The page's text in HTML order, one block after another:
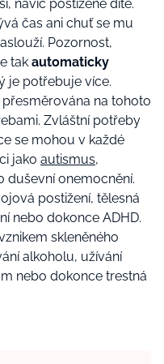
navíc postižené dítě.
čas ani chuť se mu
Pozornost,
tak automaticky
je potřebuje více.
na tohoto
Zvláštní potřeby
se mohou v každé
jako autismus,
duševní onemocnění.
postižení, tělesná
nebo dokonce ADHD.
skleněného
alkoholu, užívání
nebo dokonce trestná